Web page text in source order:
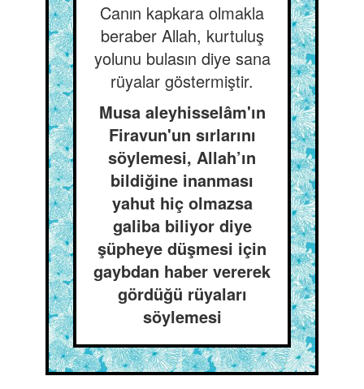
Canın kapkara olmakla
beraber Allah, kurtuluş
yolunu bulasın diye sana
rüyalar göstermiştir.
Musa aleyhisselâm'ın
Firavun'un sırlarını
söylemesi, Allah’ın
bildiğine inanması
yahut hiç olmazsa
galiba biliyor diye
şüpheye düşmesi için
gaybdan haber vererek
gördüğü rüyaları
söylemesi